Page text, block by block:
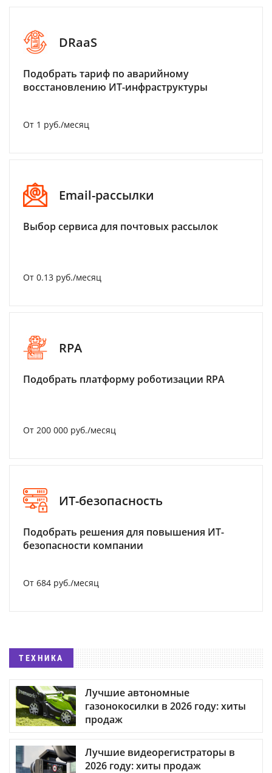
DRaaS
Подобрать тариф по аварийному
восстановлению ИТ-инфраструктуры
От 1 руб./месяц
Email-рассылки
Выбор сервиса для почтовых рассылок
От 0.13 руб./месяц
RPA
Подобрать платформу роботизации RPA
От 200 000 руб./месяц
ИТ-безопасность
Подобрать решения для повышения ИТ-
безопасности компании
От 684 руб./месяц
ТЕХНИКА
Лучшие автономные
газонокосилки в 2026 году: хиты
продаж
Лучшие видеорегистраторы в
2026 году: хиты продаж